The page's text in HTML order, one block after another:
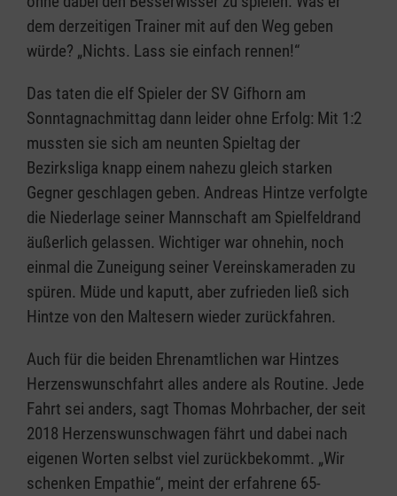
dem derzeitigen Trainer mit auf den Weg geben
würde? „Nichts. Lass sie einfach rennen!“
Das taten die elf Spieler der SV Gifhorn am
Sonntagnachmittag dann leider ohne Erfolg: Mit 1:2
mussten sie sich am neunten Spieltag der
Bezirksliga knapp einem nahezu gleich starken
Gegner geschlagen geben. Andreas Hintze verfolgte
die Niederlage seiner Mannschaft am Spielfeldrand
äußerlich gelassen. Wichtiger war ohnehin, noch
einmal die Zuneigung seiner Vereinskameraden zu
spüren. Müde und kaputt, aber zufrieden ließ sich
Hintze von den Maltesern wieder zurückfahren.
Auch für die beiden Ehrenamtlichen war Hintzes
Herzenswunschfahrt alles andere als Routine. Jede
Fahrt sei anders, sagt Thomas Mohrbacher, der seit
2018 Herzenswunschwagen fährt und dabei nach
eigenen Worten selbst viel zurückbekommt. „Wir
schenken Empathie“, meint der erfahrene 65-